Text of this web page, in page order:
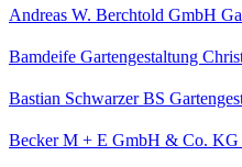
Andreas W. Berchtold GmbH
Bamdeife Gartengestaltung
Bastian Schwarzer BS
Becker M + E GmbH & Co. KG